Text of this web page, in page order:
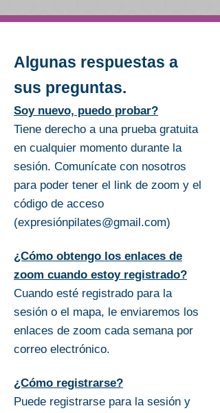
Algunas respuestas a
sus preguntas.
Soy nuevo, puedo probar?
Tiene derecho a una prueba gratuita
en cualquier momento durante la
sesión. Comunícate con nosotros
para poder tener el link de zoom y el
código de acceso
(expresiónpilates@gmail.com)
¿Cómo obtengo los enlaces de
zoom cuando estoy registrado?
Cuando esté registrado para la
sesión o el mapa, le enviaremos los
enlaces de zoom cada semana por
correo electrónico.
¿Cómo registrarse?
Puede registrarse para la sesión y